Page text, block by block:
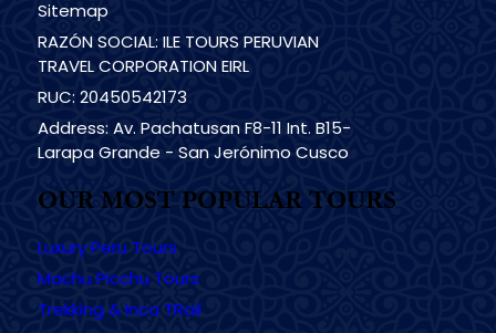
Sitemap
RAZÓN SOCIAL: ILE TOURS PERUVIAN
TRAVEL CORPORATION EIRL
RUC: 20450542173
Address: Av. Pachatusan F8-11 Int. B15-
Larapa Grande - San Jerónimo Cusco
OUR MOST POPULAR TOURS
Luxury Peru Tours
Machu Picchu Tours
Trekking & Inca TRail